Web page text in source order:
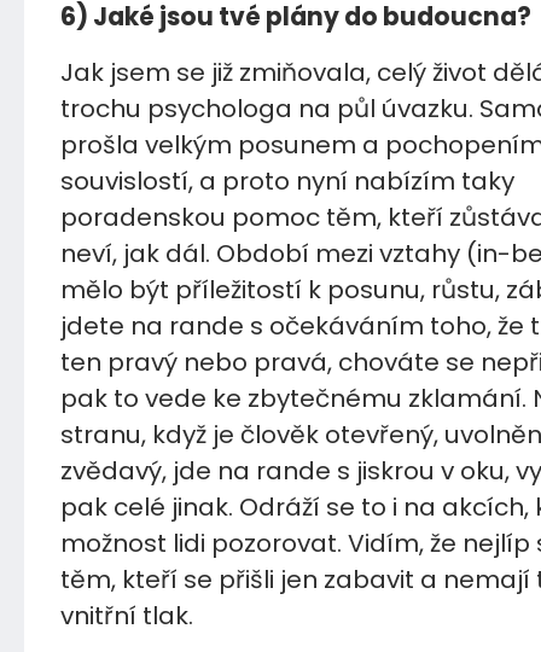
6) Jaké jsou tvé plány do budoucna?
Jak jsem se již zmiňovala, celý život
trochu psychologa na půl úvazku.
prošla velkým posunem a
souvislostí, a proto nyní nabízím taky
poradenskou pomoc těm, kteří
neví, jak dál. Období mezi vztahy (in-
mělo být příležitostí k posunu, růstu,
jdete na rande s očekáváním toho, že
ten pravý nebo pravá, chováte se
pak to vede ke zbytečnému zklamání.
stranu, když je člověk otevřený,
zvědavý, jde na rande s jiskrou v oku,
pak celé jinak. Odráží se to i na
možnost lidi pozorovat. Vidím, že nejlíp
těm, kteří se přišli jen zabavit a nemají
vnitřní tlak.